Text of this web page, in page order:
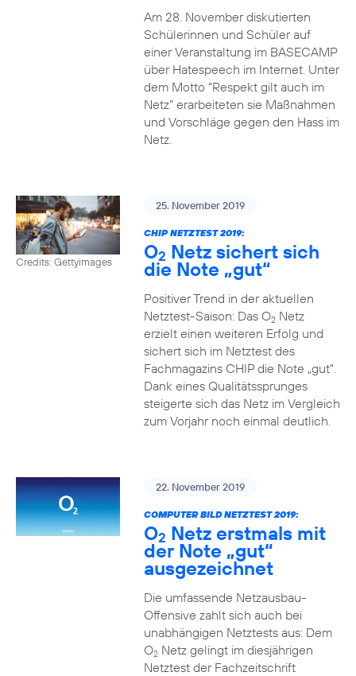
Am 28. November diskutierten
Schülerinnen und Schüler auf
einer Veranstaltung im BASECAMP
über Hatespeech im Internet. Unter
dem Motto “Respekt gilt auch im
Netz” erarbeiteten sie Maßnahmen
und Vorschläge gegen den Hass im
Netz.
Credits: Gettyimages
25. November 2019
CHIP NETZTEST 2019:
O2 Netz sichert sich
die Note „gut“
Positiver Trend in der aktuellen
Netztest-Saison: Das O2Netz
erzielt einen weiteren Erfolg und
sichert sich im Netztest des
Fachmagazins CHIP die Note „gut“.
Dank eines Qualitätssprunges
steigerte sich das Netz im Vergleich
zum Vorjahr noch einmal deutlich.
22. November 2019
COMPUTER BILD NETZTEST 2019:
O2 Netz erstmals mit
der Note „gut“
ausgezeichnet
Die umfassende Netzausbau-
Offensive zahlt sich auch bei
unabhängigen Netztests aus: Dem
O2Netz gelingt im diesjährigen
Netztest der Fachzeitschrift